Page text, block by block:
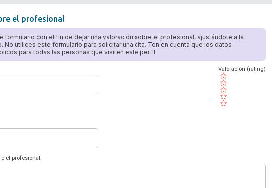
el profesional
formulario con el fin de dejar una valoración sobre el profesional, ajustándote a la
No utilices este formulario para solicitar una cita. Ten en cuenta que los datos
para todas las personas que visiten este perfil.
( )
( )
( )
( )
( )
Valoración (rating)
el profesional: